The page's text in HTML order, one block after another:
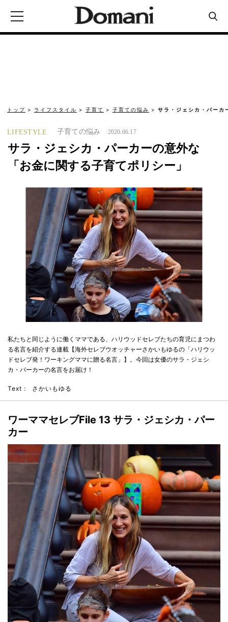
トップ ライフスタイル 子育て 子育ての悩み サラ・ジェシカ・パーカ
LIFESTYLE 子育ての悩み 2020.06.17
サラ・ジェシカ・パーカーの意外な
「お金に関する子育てポリシー」
私たちと同じように働くママである、ハリウッドセレブたちの育児にまつわ
る名言を紹介する連載【海外セレブウオッチャーさかいもゆるの「ハリウッ
ドセレブ発！ワーキングママに贈る名言」】。今回は女優のサラ・ジェシ
カ・パーカーの名言をお届け！
Text： さかいもゆる
ワーママセレブFile 13 サラ・ジェシカ・パー
カー